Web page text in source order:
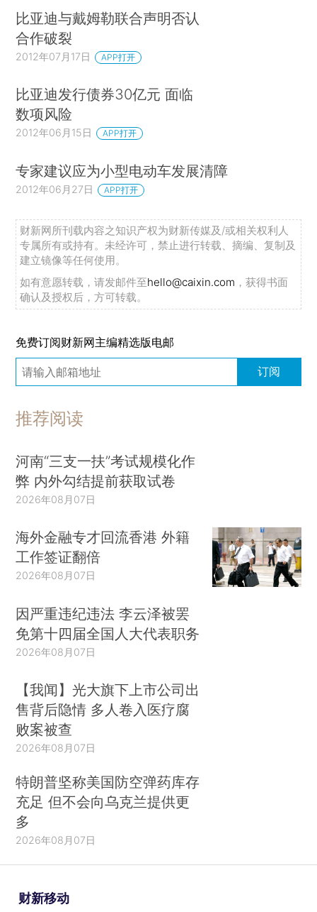
比亚迪与戴姆勒联合声明否认
合作破裂
2012年07月17日 APP打开
比亚迪发行债券30亿元 面临
数项风险
2012年06月15日 APP打开
专家建议应为小型电动车发展清障
2012年06月27日 APP打开
财新网所刊载内容之知识产权为财新传媒及/或相关权利人
专属所有或持有。未经许可，禁止进行转载、摘编、复制及
建立镜像等任何使用。
如有意愿转载，请发邮件至hello@caixin.com ，获得书面
确认及授权后，方可转载。
免费订阅财新网主编精选版电邮
订阅
推荐阅读
河南“三支一扶”考试规模化作
弊 内外勾结提前获取试卷
2026年08月07日
海外金融专才回流香港 外籍
工作签证翻倍
2026年08月07日
因严重违纪违法 李云泽被罢
免第十四届全国人大代表职务
2026年08月07日
【我闻】光大旗下上市公司出
售背后隐情 多人卷入医疗腐
败案被查
2026年08月07日
特朗普坚称美国防空弹药库存
充足 但不会向乌克兰提供更
多
2026年08月07日
财新移动